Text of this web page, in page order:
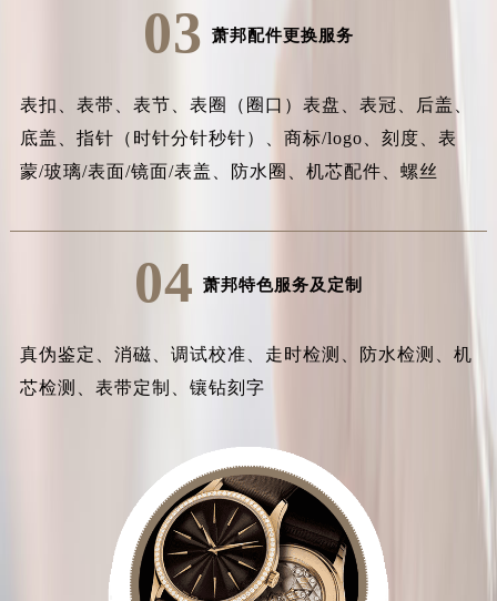
03 萧邦配件更换服务
表扣、表带、表节、表圈（圈口）表盘、表冠、后盖、
底盖、指针（时针分针秒针）、商标/logo、刻度、表
蒙/玻璃/表面/镜面/表盖、防水圈、机芯配件、螺丝
04 萧邦特色服务及定制
真伪鉴定、消磁、调试校准、走时检测、防水检测、机
芯检测、表带定制、镶钻刻字